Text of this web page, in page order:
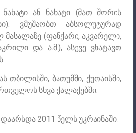
ნახატი ან ნახატი (მათ შორის
ვმუშაობთ აბსოლუტურად
(ფანქარი, აკვარელი,
და ა.შ.), ასევე ვხატავთ
თბილისში, ბათუმში, ქუთაისში,
სხვა ქალაქებში.
დაარსდა 2011 წელს უკრაინაში.